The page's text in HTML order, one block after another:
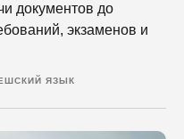
документов до
экзаменов и
ЯЗЫК